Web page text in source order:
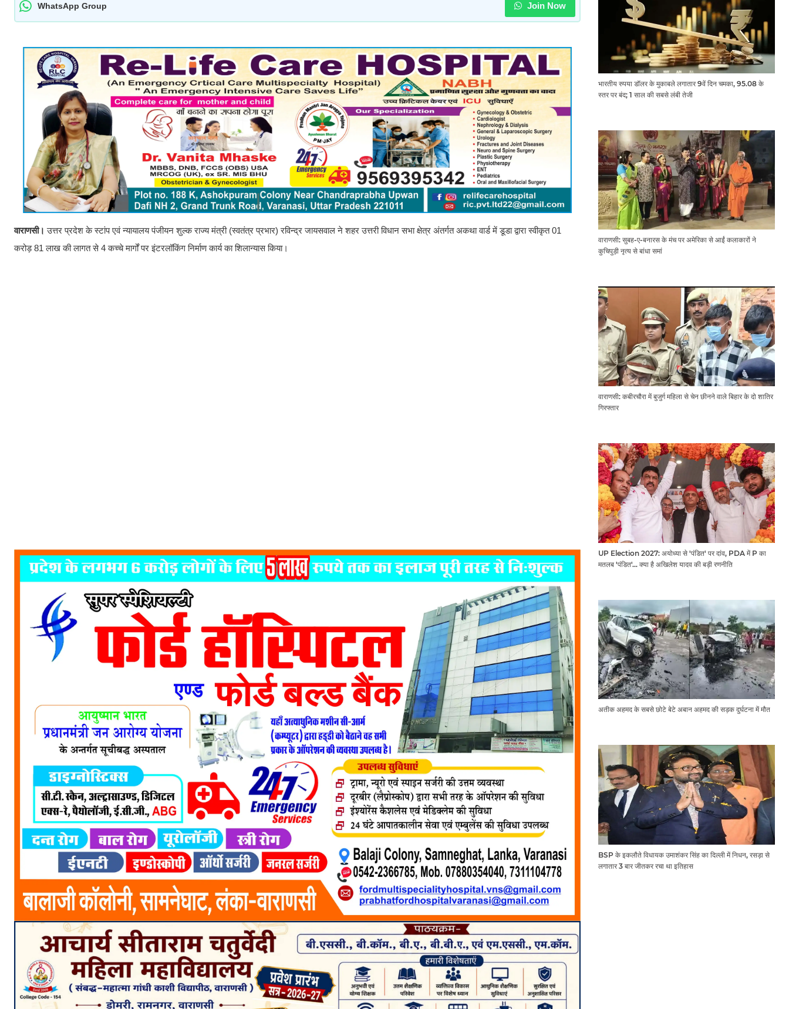
WhatsApp Group Join Now
वाराणसी।उत्तर प्रदेश के स्टांप एवं न्यायालय पंजीयन शुल्क राज्य मंत्री (स्वतंत्र प्रभार) रविन्द्र जायसवाल ने शहर उत्तरी विधान सभा क्षेत्र अंतर्गत अकथा वार्ड में डूडा द्वारा स्वीकृत 01
करोड़ 81 लाख की लागत से 4 कच्चे मार्गों पर इंटरलॉकिंग निर्माण कार्य का शिलान्यास किया।
भारतीय रुपया डॉलर के मुकाबले लगातार 9वें दिन चमका, 95.08 के
स्तर पर बंद; 1 साल की सबसे लंबी तेजी
वाराणसी: सुबह-ए-बनारस के मंच पर अमेरिका से आईं कलाकारों ने
कुचिपुड़ी नृत्य से बांधा समां
वाराणसी: कबीरचौरा में बुजुर्ग महिला से चेन छीनने वाले बिहार के दो शातिर
गिरफ्तार
UP Election 2027: अयोध्या से 'पंडित' पर दांव, PDA में P का
मतलब 'पंडित'... क्या है अखिलेश यादव की बड़ी रणनीति
अतीक अहमद के सबसे छोटे बेटे अबान अहमद की सड़क दुर्घटना में मौत
BSP के इकलौते विधायक उमाशंकर सिंह का दिल्ली में निधन, रसड़ा से
लगातार 3 बार जीतकर रचा था इतिहास